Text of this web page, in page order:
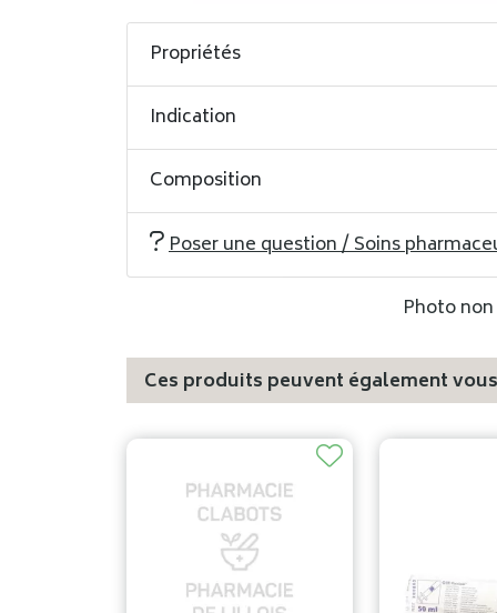
Propriétés
Indication
Composition
Poser une question / Soins
Photo
Ces produits peuvent également